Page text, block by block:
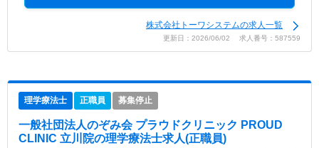
株式会社トーワシステムの求人一覧
更新日：2026/06/02 求人番号：587559
理学療法士 正職員 募集停止
一般社団法人のぞみ会 プラウドクリニック PROUD
CLINIC 立川院の理学療法士求人(正職員)